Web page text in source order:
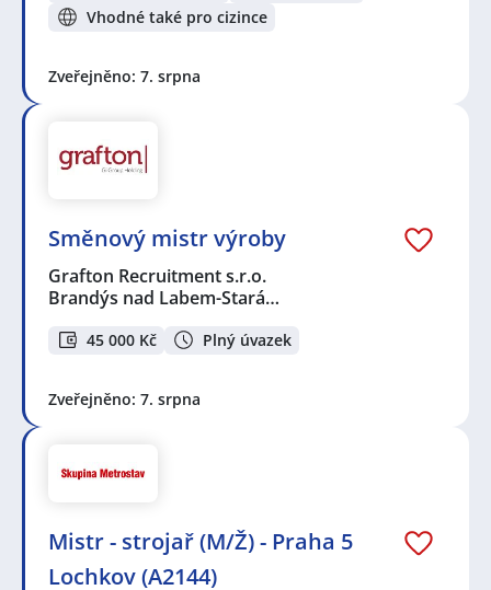
Vhodné také pro cizince
Zveřejněno: 7. srpna
Směnový mistr výroby
Grafton Recruitment s.r.o.
Brandýs nad Labem-Stará…
45 000 Kč Plný úvazek
Zveřejněno: 7. srpna
Mistr - strojař (M/Ž) - Praha 5
Lochkov (A2144)